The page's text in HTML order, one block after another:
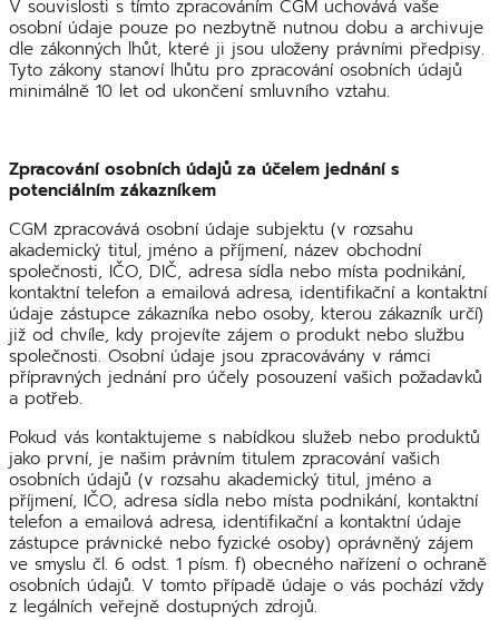
V souvislosti s tímto zpracováním CGM uchovává vaše
osobní údaje pouze po nezbytně nutnou dobu a archivuje
dle zákonných lhůt, které ji jsou uloženy právními předpisy.
Tyto zákony stanoví lhůtu pro zpracování osobních údajů
minimálně 10 let od ukončení smluvního vztahu.
Zpracování osobních údajů za účelem jednání s
potenciálním zákazníkem
CGM zpracovává osobní údaje subjektu (v rozsahu
akademický titul, jméno a příjmení, název obchodní
společnosti, IČO, DIČ, adresa sídla nebo místa podnikání,
kontaktní telefon a emailová adresa, identifikační a kontaktní
údaje zástupce zákazníka nebo osoby, kterou zákazník určí)
již od chvíle, kdy projevíte zájem o produkt nebo službu
společnosti. Osobní údaje jsou zpracovávány v rámci
přípravných jednání pro účely posouzení vašich požadavků
a potřeb.
Pokud vás kontaktujeme s nabídkou služeb nebo produktů
jako první, je našim právním titulem zpracování vašich
osobních údajů (v rozsahu akademický titul, jméno a
příjmení, IČO, adresa sídla nebo místa podnikání, kontaktní
telefon a emailová adresa, identifikační a kontaktní údaje
zástupce právnické nebo fyzické osoby) oprávněný zájem
ve smyslu čl. 6 odst. 1 písm. f) obecného nařízení o ochraně
osobních údajů. V tomto případě údaje o vás pochází vždy
z legálních veřejně dostupných zdrojů.